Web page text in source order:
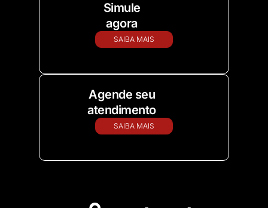
Simule
agora
SAIBA MAIS
Agende seu
atendimento
SAIBA MAIS